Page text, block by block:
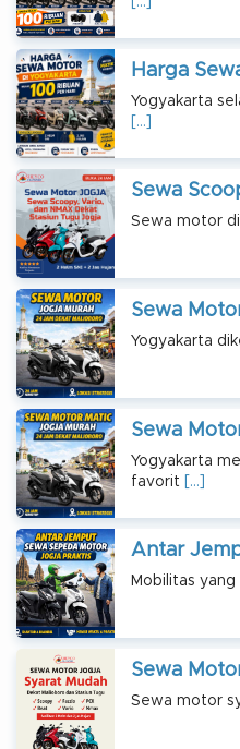
Harga
Yogyakarta
[…]
Sewa
Sewa motor
Sewa
Yogyakarta
Sewa
Yogyakarta
favorit
[…]
Antar
Mobilitas
Sewa
Sewa motor